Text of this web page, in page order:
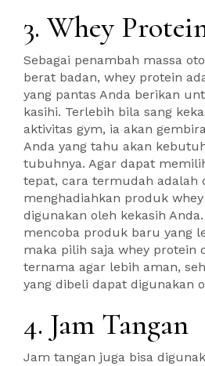
3. Whey
Sebagai penambah massa
berat badan, whey protein
yang pantas Anda berikan
kasihi. Terlebih bila sang
aktivitas gym, ia akan
Anda yang tahu akan
tubuhnya. Agar dapat
tepat, cara termudah adalah
menghadiahkan produk
digunakan oleh kekasih
mencoba produk baru yang
maka pilih saja whey protein
ternama agar lebih aman,
yang dibeli dapat digunakan
4. Jam Tangan
Jam tangan juga bisa